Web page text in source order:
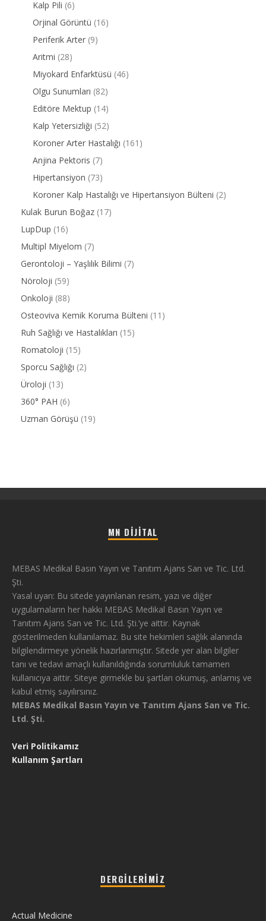
Kalp Pili (6)
Orjinal Görüntü (16)
Periferik Arter (9)
Aritmi (28)
Miyokard Enfarktüsü (46)
Olgu Sunumları (82)
Editöre Mektup (14)
Kalp Yetersizliği (52)
Koroner Arter Hastalığı (161)
Anjina Pektoris (7)
Hipertansiyon (73)
Koroner Kalp Hastalığı ve Hipertansiyon Bülteni (2)
Kulak Burun Boğaz (17)
LupDup (16)
Multipl Miyelom (7)
Gerontoloji – Yaşlılık Bilimi (7)
Nöroloji (59)
Onkoloji (88)
Osteoviva Kemik Koruma Bülteni (11)
Ruh Sağlığı ve Hastalıkları (15)
Romatoloji (15)
Sporcu Sağlığı (2)
Üroloji (13)
360° PAH (6)
Uzman Görüşü (19)
MN DIJITAL
MEBAS Medikal Basın Yayın ve Tanıtım Ajans San ve Tic. Ltd.
Şti.
Yasal uyarı: Bu sitede yayınlanan resim, yazı ve diğer
uygulamaların her hakkı MEBAS Medikal Basın Yayın ve
Tanıtım Ajans San ve Tic. Ltd. Şti.’ye aittir. Kaynak
gösterilmeden kullanılamaz. Bu site hekimleri sağlık alanında
bilgilendirmeye yönelik hazırlanmıştır. Sitede yer alan bilgiler
tanı ve tedavi amaçlı kullanıldığında sorumluluk tamamen
kullanıcıya aittir. Siteye girmekle bu şartları okumuş, anlamış ve
kabul etmiş sayılırsınız.
MEBAS Medikal Basın Yayın ve Tanıtım Ajans San ve Tic.
Ltd. Şti.
Veri Politikamız
Kullanım Şartları
DERGILERIMIZ
Actual Medicine